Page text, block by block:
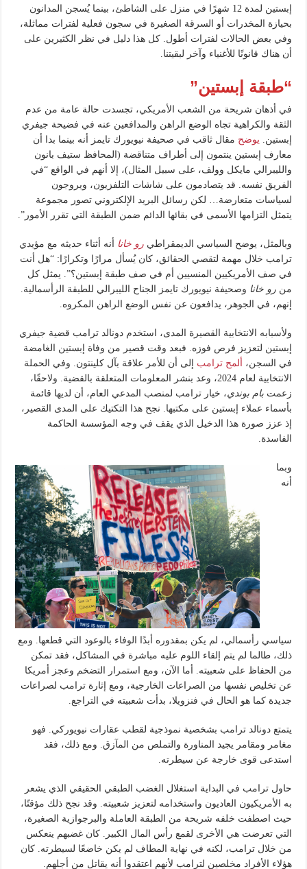
إبستين لمدة 12 شهرًا في منزل على الشاطئ، بينما يُسجن المدانون
بحيازة المخدرات أو السرقة الصغيرة في سجون فعلية لفترات مماثلة،
وفي بعض الحالات لفترات أطول. كل هذا دليل في نظر الكثيرين على
أن هناك قانونًا للأغنياء وآخر لبقيتنا.
“طبقة إبستين”
في أذهان شريحة من الشعب الأمريكي، تجسدت حالة عامة من عدم
الثقة والكراهية تجاه الوضع الراهن والمدافعين عنه في فضيحة جيفري
إبستين. يوضح مقال ثاقب في صحيفة نيويورك تايمز أنه بينما بدا أن
معارف إبستين ينتمون إلى أطراف متناقضة (المحافظ ستيف بانون
والليبرالي مايكل وولف، على سبيل المثال)، إلا أنهم في الواقع “في
الفريق نفسه. قد يتصادمون على شاشات التلفزيون، ويروجون
لسياسات متعارضة… لكن رسائل البريد الإلكتروني تصور مجموعة
يتمثل التزامها الأسمى في بقائها الدائم ضمن الطبقة التي تقرر الأمور”.
وبالمثل، يوضح السياسي الديمقراطيرو خانا أنه أثناء حديثه مع مؤيدي
ترامب خلال مهمة لتقصي الحقائق، كان يُسأل مرارًا وتكرارًا: “هل أنت
في صف الأمريكيين المنسيين أم في صف طبقة إبستين؟”. يمثل كل
منرو خانا وصحيفة نيويورك تايمز الجناح الليبرالي للطبقة الرأسمالية.
إنهم، في الجوهر، يدافعون عن نفس الوضع الراهن المكروه.
ولأسبابه الانتخابية القصيرة المدى، استخدم دونالد ترامب قضية جيفري
إبستين لتعزيز فرص فوزه. فبعد وقت قصير من وفاة إبستين الغامضة
في السجن،
ألمح ترامب إلى أن للأمر علاقة بآل كلينتون. وفي الحملة
الانتخابية لعام 2024، وعد بنشر المعلومات المتعلقة بالقضية. ولاحقًا،
زعمتبام بوندي، خيار ترامب لمنصب المدعي العام، أن لديها قائمة
بأسماء عملاء إبستين على مكتبها. نجح هذا التكتيك على المدى القصير،
إذ عزز صورة هذا الدخيل الذي يقف في وجه المؤسسة الحاكمة
الفاسدة.
وبما
أنه
سياسي رأسمالي، لم يكن بمقدوره أبدًا الوفاء بالوعود التي قطعها. ومع
ذلك، طالما لم يتم إلقاء اللوم عليه مباشرة في المشاكل، فقد تمكن
من الحفاظ على شعبيته. أما الآن، ومع استمرار التضخم وعجز أمريكا
عن تخليص نفسها من الصراعات الخارجية، ومع إثارة ترامب لصراعات
جديدة كما هو الحال في فنزويلا، بدأت شعبيته في التراجع.
يتمتع دونالد ترامب بشخصية نموذجية لقطب عقارات نيويوركي. فهو
مغامر ومقامر يجيد المناورة والتملص من المآزق. ومع ذلك، فقد
استدعى قوى خارجة عن سيطرته.
حاول ترامب في البداية استغلال الغضب الطبقي الحقيقي الذي يشعر
به الأمريكيون العاديون واستخدامه لتعزيز شعبيته. وقد نجح ذلك مؤقتًا،
حيث اصطفت خلفه شريحة من الطبقة العاملة والبرجوازية الصغيرة،
التي تعرضت هي الأخرى لقمع رأس المال الكبير. كان غضبهم ينعكس
من خلال ترامب، لكنه في نهاية المطاف لم يكن خاضعًا لسيطرته. كان
هؤلاء الأفراد مخلصين لترامب لأنهم اعتقدوا أنه يقاتل من أجلهم.